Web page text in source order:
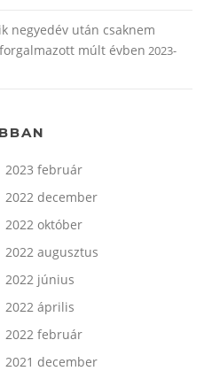
negyedév után csaknem
múlt évben 2023-
2023 február
2022 december
2022 október
2022 augusztus
2022 június
2022 április
2022 február
2021 december